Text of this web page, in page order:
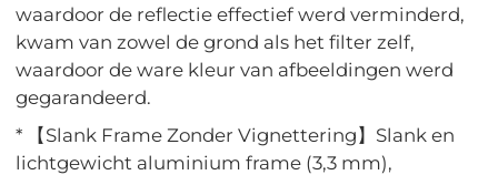
waardoor de reflectie effectief werd verminderd,
kwam van zowel de grond als het filter zelf,
waardoor de ware kleur van afbeeldingen werd
gegarandeerd.
* 【Slank Frame Zonder Vignettering】Slank en
lichtgewicht aluminium frame (3,3 mm),